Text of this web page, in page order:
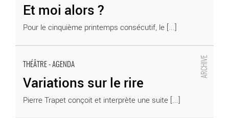
Et moi alors ?
Pour le cinquième printemps consécutif, le [...]
THÉÂTRE - AGENDA
Variations sur le rire
Pierre Trapet conçoit et interprète une suite [...]
- Critique sortie Théâtre